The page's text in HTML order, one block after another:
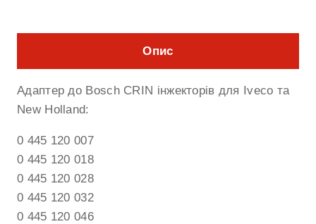
Опис
Адаптер до Bosch CRIN інжекторів для Iveco та
New Holland:
0 445 120 007
0 445 120 018
0 445 120 028
0 445 120 032
0 445 120 046